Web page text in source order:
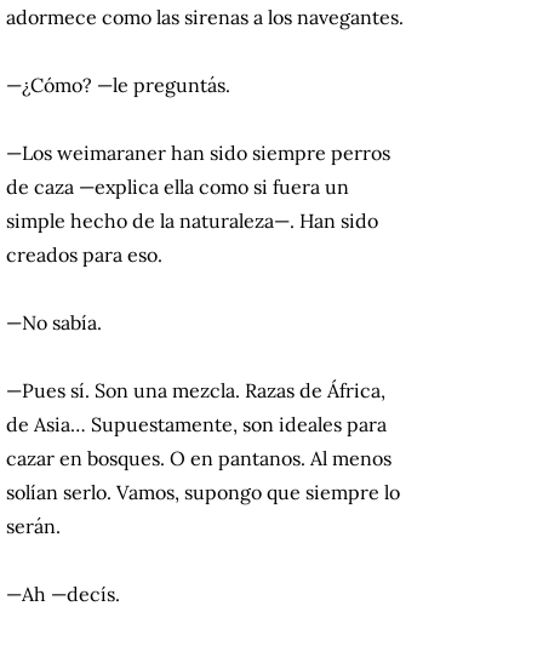
adormece como las sirenas a los navegantes.
—¿Cómo? —le preguntás.
—Los weimaraner han sido siempre perros
de caza —explica ella como si fuera un
simple hecho de la naturaleza—. Han sido
creados para eso.
—No sabía.
—Pues sí. Son una mezcla. Razas de África,
de Asia… Supuestamente, son ideales para
cazar en bosques. O en pantanos. Al menos
solían serlo. Vamos, supongo que siempre lo
serán.
—Ah —decís.